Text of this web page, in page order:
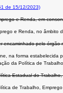
de 15/12/2023)
e Renda, em
e Renda, no
encaminhado pelo
na forma
da Política de
Estadual do
de Trabalho,